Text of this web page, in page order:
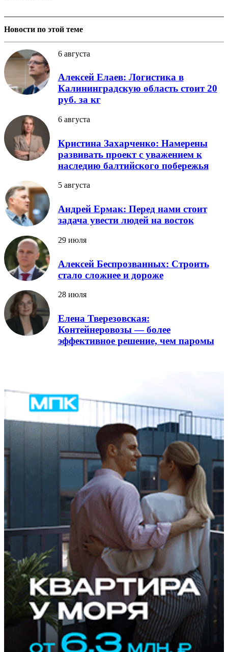
Новости по этой теме
6 августа
Алексей Елаев: Логистика в
Калининградскую область стоит 20
руб. за кг
6 августа
Кристина Захарченко: Намерены
развивать проект с уважением к
наследию балтийского побережья
5 августа
Андрей Ермак: Перед нами стоит
задача увести людей на восток
29 июля
Алексей Беспрозванных: Строить
стало сложнее и дороже
28 июля
Елена Тверезовская:
Контейнеровозы — более
эффективное решение, чем паромы